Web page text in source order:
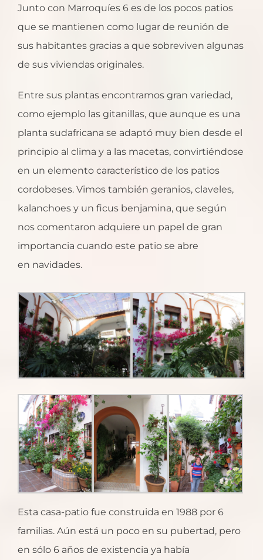
Junto con Marroquíes 6 es de los pocos patios
que se mantienen como lugar de reunión de
sus habitantes gracias a que sobreviven algunas
de sus viviendas originales.
Entre sus plantas encontramos gran variedad,
como ejemplo las gitanillas, que aunque es una
planta sudafricana se adaptó muy bien desde el
principio al clima y a las macetas, convirtiéndose
en un elemento característico de los patios
cordobeses. Vimos también geranios, claveles,
kalanchoes y un ficus benjamina, que según
nos comentaron adquiere un papel de gran
importancia cuando este patio se abre
en navidades.
Esta casa-patio fue construida en 1988 por 6
familias. Aún está un poco en su pubertad, pero
en sólo 6 años de existencia ya había